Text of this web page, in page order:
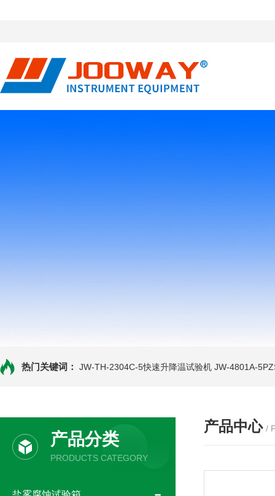
热门关键词： JW-TH-2304C-5快速升降温试验机 JW-4801A-
产品分类
PRODUCTS CATEGORY
产品中心 /